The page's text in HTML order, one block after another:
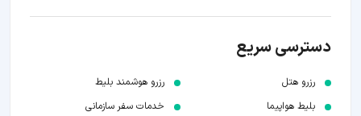
دسترسی سریع
رزرو هتل
بلیط هواپیما
رزرو هوشمند بلیط
خدمات سفر سازمانی